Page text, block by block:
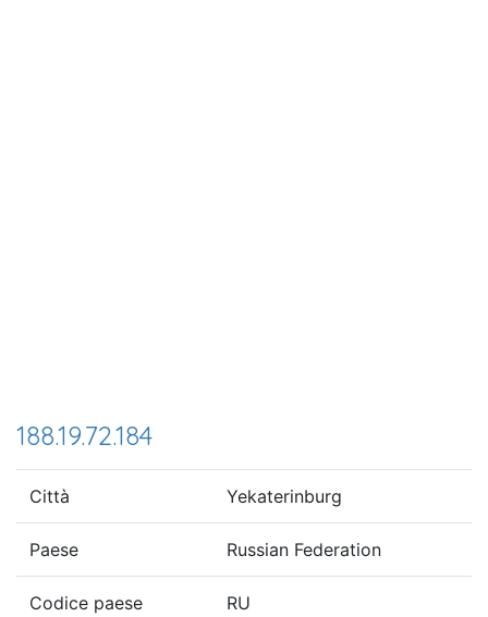
188.19.72.184
Città Yekaterinburg
Paese Russian Federation
Codice paese RU